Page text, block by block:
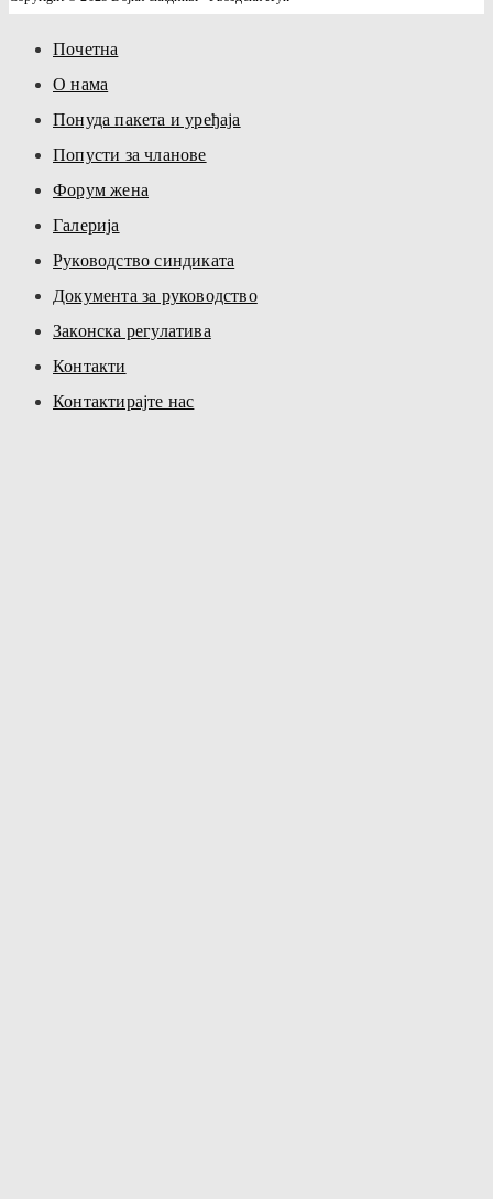
Почетна
О нама
Понуда пакета и уређаја
Попусти за чланове
Форум жена
Галерија
Руководство синдиката
Документа за руководство
Законска регулатива
Контакти
Контактирајте нас